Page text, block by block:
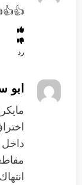
رد
ابو